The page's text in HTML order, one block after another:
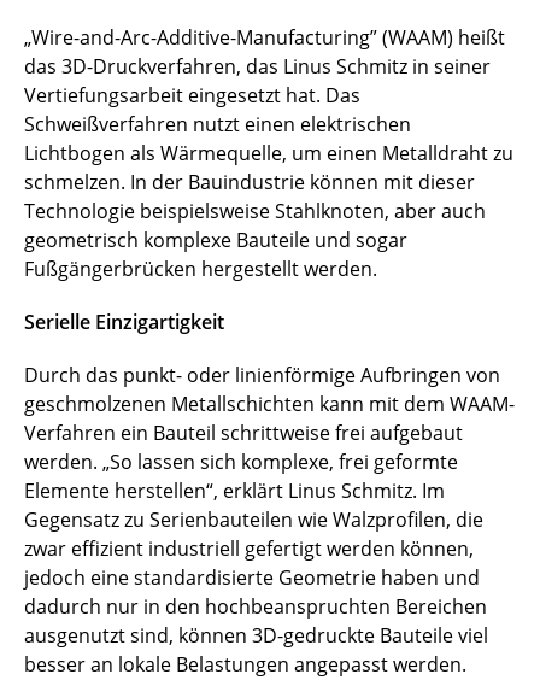
„Wire-and-Arc-Additive-Manufacturing” (WAAM) heißt
das 3D-Druckverfahren, das Linus Schmitz in seiner
Vertiefungsarbeit eingesetzt hat. Das
Schweißverfahren nutzt einen elektrischen
Lichtbogen als Wärmequelle, um einen Metalldraht zu
schmelzen. In der Bauindustrie können mit dieser
Technologie beispielsweise Stahlknoten, aber auch
geometrisch komplexe Bauteile und sogar
Fußgängerbrücken hergestellt werden.
Serielle Einzigartigkeit
Durch das punkt- oder linienförmige Aufbringen von
geschmolzenen Metallschichten kann mit dem WAAM-
Verfahren ein Bauteil schrittweise frei aufgebaut
werden. „So lassen sich komplexe, frei geformte
Elemente herstellen“, erklärt Linus Schmitz. Im
Gegensatz zu Serienbauteilen wie Walzprofilen, die
zwar effizient industriell gefertigt werden können,
jedoch eine standardisierte Geometrie haben und
dadurch nur in den hochbeanspruchten Bereichen
ausgenutzt sind, können 3D-gedruckte Bauteile viel
besser an lokale Belastungen angepasst werden.